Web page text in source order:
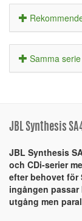
Samma
JBL Synthesis
JBL Synthesis
och CDi-serier
efter behovet för
ingången
utgång men